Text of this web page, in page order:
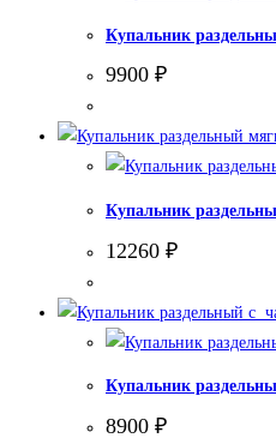
Купальник
9900 ₽
Купальник
12260 ₽
Купальник
8900 ₽